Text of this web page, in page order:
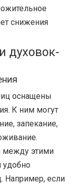
снижения
духовок-
оснащены
К ним могут
запекание,
между этими
удобно
Например, если